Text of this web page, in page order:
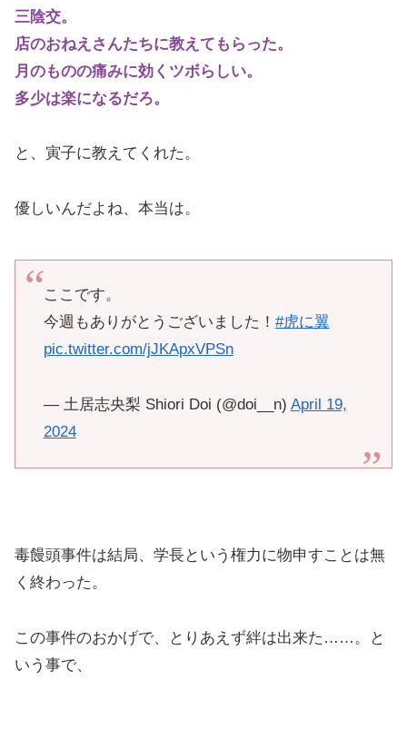
三陰交。
店のおねえさんたちに教えてもらった。
月のものの痛みに効くツボらしい。
多少は楽になるだろ。
と、寅子に教えてくれた。
優しいんだよね、本当は。
ここです。
今週もありがとうございました！ #虎に翼
pic.twitter.com/jJKApxVPSn
— 土居志央梨 Shiori Doi (@doi__n) April 19,
2024
毒饅頭事件は結局、学長という権力に物申すことは無
く終わった。
この事件のおかげで、とりあえず絆は出来た……。と
いう事で、